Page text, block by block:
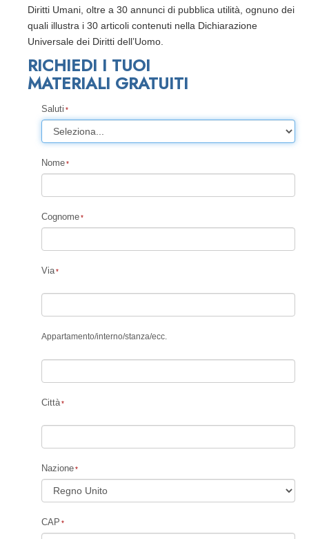
Diritti Umani, oltre a 30 annunci di pubblica utilità, ognuno dei
quali illustra i 30 articoli contenuti nella Dichiarazione
Universale dei Diritti dell’Uomo.
RICHIEDI I TUOI
MATERIALI GRATUITI
Saluti
Nome
Cognome
Via
Appartamento/interno/stanza/ecc.
Città
Nazione
CAP